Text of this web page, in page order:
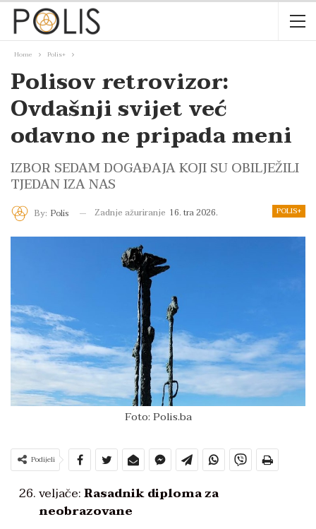
Home Polis+
Polisov retrovizor:
Ovdašnji svijet već
odavno ne pripada meni
IZBOR SEDAM DOGAĐAJA KOJI SU OBILJEŽILI
TJEDAN IZA NAS
POLIS+
By: Polis Zadnje ažuriranje 16. tra 2026.
Foto: Polis.ba
Podijeli
veljače:Rasadnik diploma za
neobrazovane